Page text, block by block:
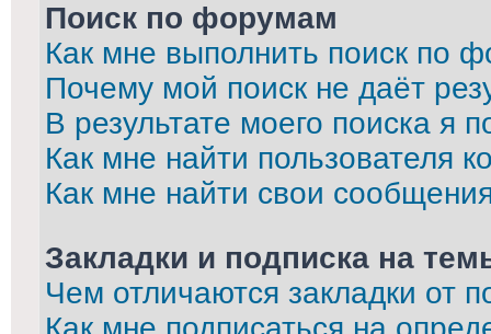
Поиск по форумам
Как мне выполнить поиск по
Почему мой поиск не даёт
В результате моего поиска я
Как мне найти пользователя
Как мне найти свои
Закладки и подписка на
Чем отличаются закладки от